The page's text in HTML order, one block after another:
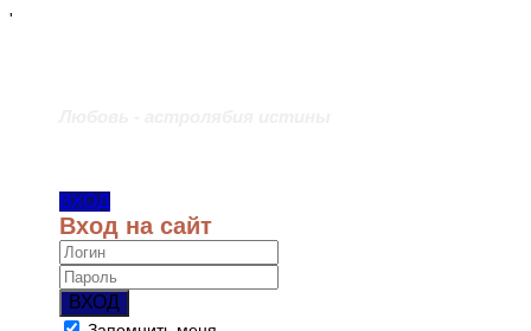
'
ВХОД
Вход на сайт
ВХОД